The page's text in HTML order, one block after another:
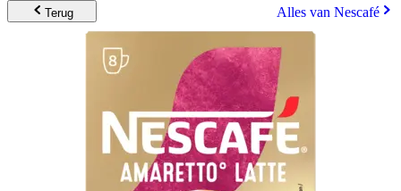
Terug Alles van Nescafé